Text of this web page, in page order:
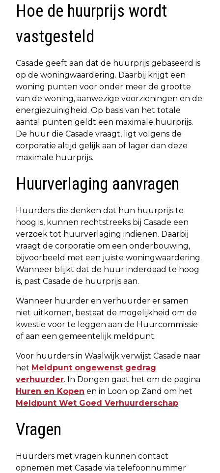
Hoe de huurprijs wordt
vastgesteld
Casade geeft aan dat de huurprijs gebaseerd is
op de woningwaardering. Daarbij krijgt een
woning punten voor onder meer de grootte
van de woning, aanwezige voorzieningen en de
energiezuinigheid. Op basis van het totale
aantal punten geldt een maximale huurprijs.
De huur die Casade vraagt, ligt volgens de
corporatie altijd gelijk aan of lager dan deze
maximale huurprijs.
Huurverlaging aanvragen
Huurders die denken dat hun huurprijs te
hoog is, kunnen rechtstreeks bij Casade een
verzoek tot huurverlaging indienen. Daarbij
vraagt de corporatie om een onderbouwing,
bijvoorbeeld met een juiste woningwaardering.
Wanneer blijkt dat de huur inderdaad te hoog
is, past Casade de huurprijs aan.
Wanneer huurder en verhuurder er samen
niet uitkomen, bestaat de mogelijkheid om de
kwestie voor te leggen aan de Huurcommissie
of aan een gemeentelijk meldpunt.
Voor huurders in Waalwijk verwijst Casade naar
het Meldpunt ongewenst gedrag
verhuurder. In Dongen gaat het om de pagina
Huren en Kopen en in Loon op Zand om het
Meldpunt Wet Goed Verhuurderschap.
Vragen
Huurders met vragen kunnen contact
opnemen met Casade via telefoonnummer